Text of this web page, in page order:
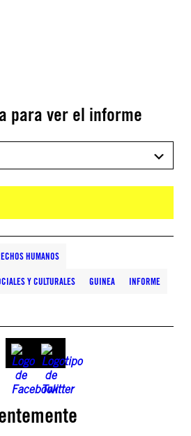
para ver el informe
HUMANOS
Y CULTURALES GUINEA INFORME